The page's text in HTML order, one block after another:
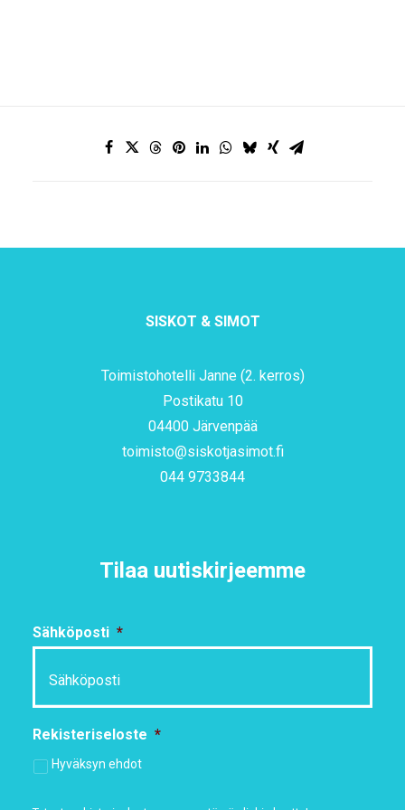
SISKOT & SIMOT
Toimistohotelli Janne (2. kerros)
Postikatu 10
04400 Järvenpää
toimisto@siskotjasimot.fi
044 9733844
Tilaa uutiskirjeemme
Sähköposti *
Rekisteriseloste *
Hyväksyn ehdot